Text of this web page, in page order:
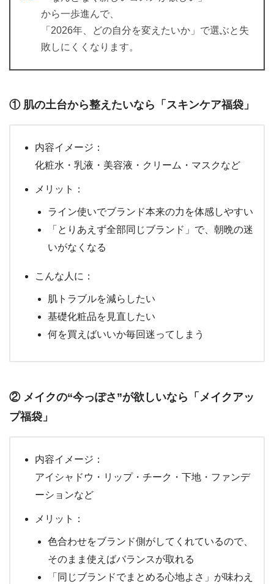
から一歩進んで、
「2026年、どの自分を変えたいか」で選ぶと失
敗しにくくなります。
① 肌の土台から整えたいなら「スキンケア福袋」
内容イメージ：
化粧水・乳液・美容液・クリーム・マスクなど
メリット：
ライン使いでブランド本来の力を体感しやすい
「とりあえず全部同じブランド」で、朝晩の迷
いがなくなる
こんな人に：
肌トラブルを減らしたい
基礎化粧品を見直したい
何を買えばいいか毎回迷ってしまう
② メイクの“今っぽさ”が欲しいなら「メイクアッ
プ福袋」
内容イメージ：
アイシャドウ・リップ・チーク・下地・ファンデ
ーションなど
メリット：
色合わせをブランド側がしてくれているので、
そのまま使えばバランスが取れる
「同じブランドでまとめる心地よさ」が味わえ